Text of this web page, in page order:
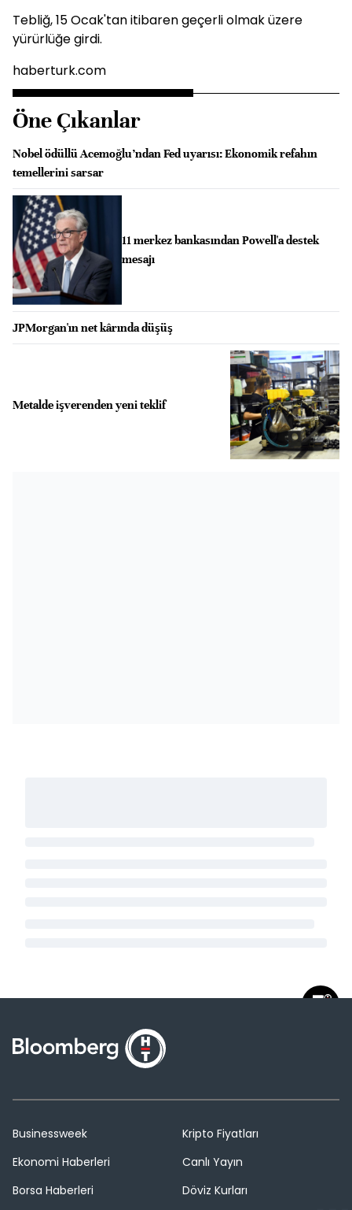
Tebliğ, 15 Ocak'tan itibaren geçerli olmak üzere
yürürlüğe girdi.
haberturk.com
Öne Çıkanlar
Nobel ödüllü Acemoğlu’ndan Fed uyarısı: Ekonomik refahın
temellerini sarsar
11 merkez bankasından Powell'a destek
mesajı
JPMorgan'ın net kârında düşüş
Metalde işverenden yeni teklif
Businessweek
Ekonomi Haberleri
Borsa Haberleri
Kripto Fiyatları
Canlı Yayın
Döviz Kurları